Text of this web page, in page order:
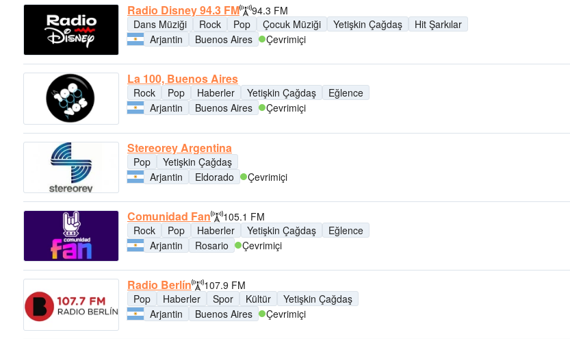
Radio Disney 94.3 FM
94.3 FM
Dans Müziği
Rock Pop Çocuk Müziği Yetişkin Çağdaş
Hit Şarkılar
Arjantin
Buenos Aires Çevrimiçi
La 100, Buenos Aires
Rock Pop Haberler Yetişkin Çağdaş
Eğlence
Arjantin
Buenos Aires Çevrimiçi
Stereorey Argentina
Pop
Yetişkin Çağdaş
Arjantin
Eldorado Çevrimiçi
Comunidad Fan
105.1 FM
Rock
Pop Haberler Yetişkin Çağdaş
Eğlence
Arjantin
Rosario Çevrimiçi
Radio Berlín
107.9 FM
Pop
Haberler Spor Kültür
Yetişkin Çağdaş
Arjantin
Buenos Aires Çevrimiçi